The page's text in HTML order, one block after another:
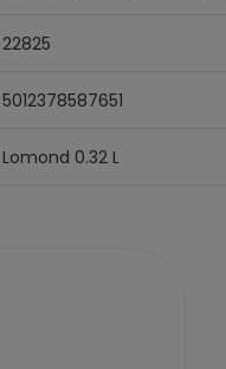
22825
5012378587651
Lomond 0.32 L